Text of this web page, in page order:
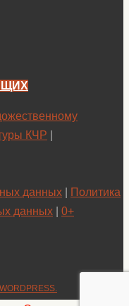
КЧР
данных
Политика
данных
0+
WORDPRESS.